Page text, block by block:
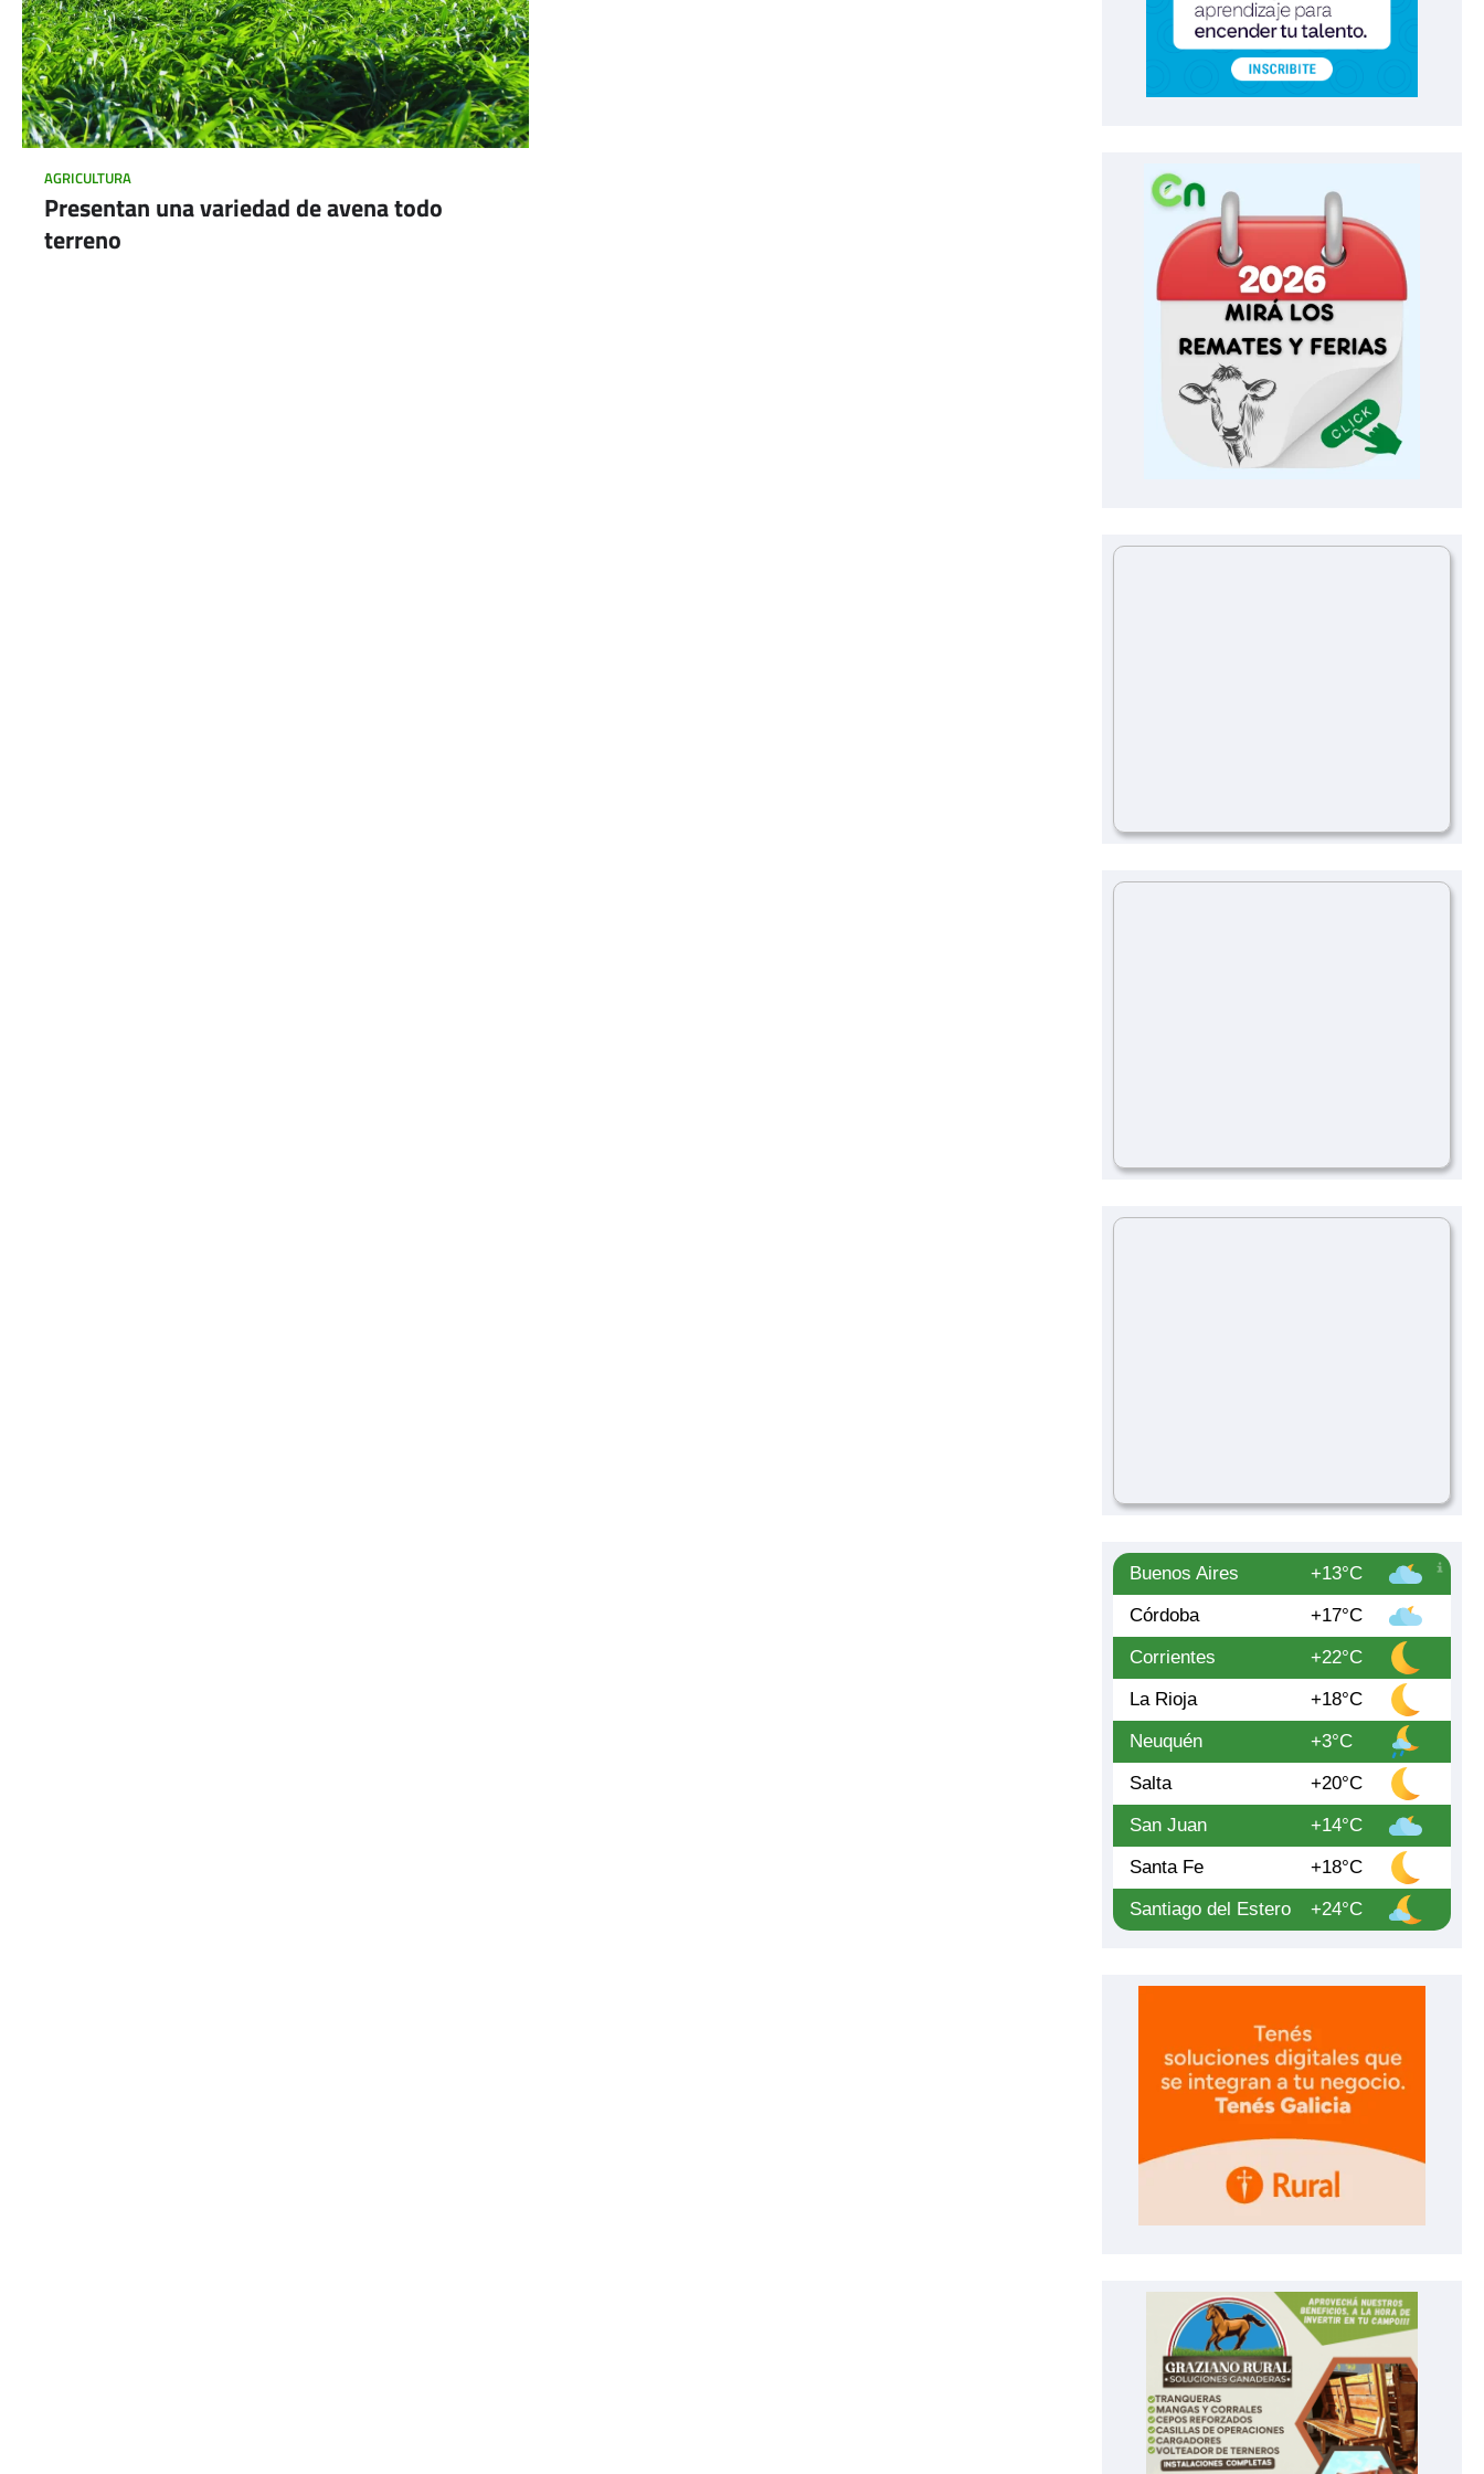
AGRICULTURA
Presentan una variedad de avena todo
terreno
Buenos Aires
+13°C
Córdoba
+17°C
Corrientes
+22°C
La Rioja
+18°C
Neuquén
+3°C
Salta
+20°C
San Juan
+14°C
Santa Fe
+18°C
Santiago del Estero
+24°C